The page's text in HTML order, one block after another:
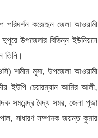
পরিদর্শন করেছেন জেলা আওয়ামী
উপজেলার বিভিন্ন ইউনিয়নে
তিনি।
শামীম মূসা, উপজেলা আওয়ামী
ইউপি চেয়ারম্যান আমির আলী,
সমরেন্দ্র বৈদ্য সমর, জেলা পূজা
সাধারণ সম্পাদক জয়ন্ত কুমার